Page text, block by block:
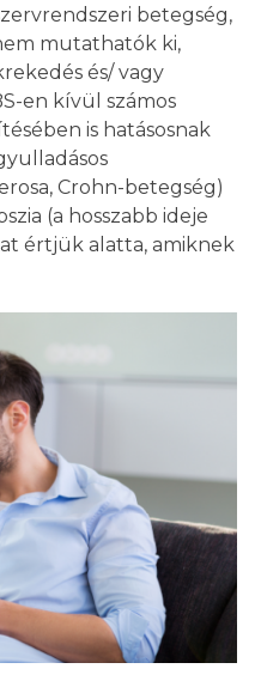
betegség,
mutathatók ki,
és/ vagy
en kívül számos
is hatásosnak
Crohn-betegség)
(a hosszabb ideje
értjük alatta, amiknek